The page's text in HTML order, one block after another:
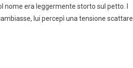
era leggermente storto sul petto. I
lui percepì una tensione scattare